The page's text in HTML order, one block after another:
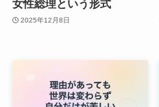
女性総理という形式
2025年12月8日